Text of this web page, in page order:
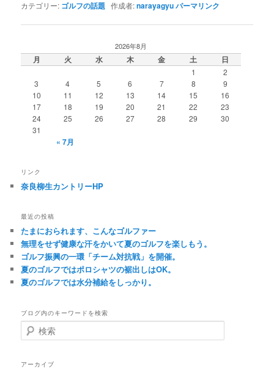
カテゴリー: ゴルフの話題 作成者:narayagyuパーマリンク
2026年8月
月 火 水 木 金 土 日
1
2
3
4 5 6 7 8
9
10
11 12 13 14 15
16
17
18 19 20 21 22
23
24
25 26 27 28 29
30
31
« 7月
リンク
奈良柳生カントリーHP
最近の投稿
たまにおられます、こんなゴルファー
無理をせず健康な汗をかいて夏のゴルフを楽しもう。
ゴルフ振興の一環「チーム対抗戦」を開催。
夏のゴルフではポロシャツの裾出しはOK。
夏のゴルフでは水分補給をしっかり。
ブログ内のキーワードを検索
検
索
アーカイブ